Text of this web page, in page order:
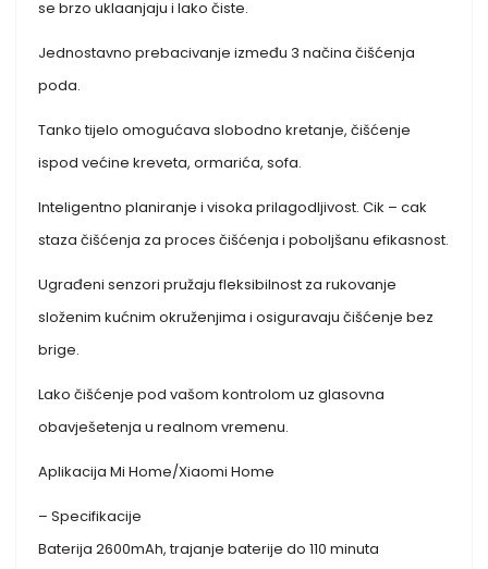
se brzo uklaanjaju i lako čiste.
Jednostavno prebacivanje između 3 načina čišćenja
poda.
Tanko tijelo omogućava slobodno kretanje, čišćenje
ispod većine kreveta, ormarića, sofa.
Inteligentno planiranje i visoka prilagodljivost. Cik – cak
staza čišćenja za proces čišćenja i poboljšanu efikasnost.
Ugrađeni senzori pružaju fleksibilnost za rukovanje
složenim kućnim okruženjima i osiguravaju čišćenje bez
brige.
Lako čišćenje pod vašom kontrolom uz glasovna
obavješetenja u realnom vremenu.
Aplikacija Mi Home/Xiaomi Home
– Specifikacije
Baterija 2600mAh, trajanje baterije do 110 minuta